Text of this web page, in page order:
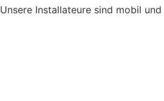
Unsere Installateure sind mobil